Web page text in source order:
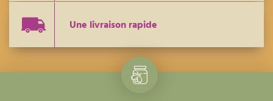
Une livraison rapide